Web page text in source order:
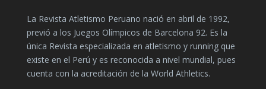
La Revista Atletismo Peruano nació en abril de 1992,
previó a los Juegos Olímpicos de Barcelona 92. Es la
única Revista especializada en atletismo y running que
existe en el Perú y es reconocida a nivel mundial, pues
cuenta con la acreditación de la World Athletics.